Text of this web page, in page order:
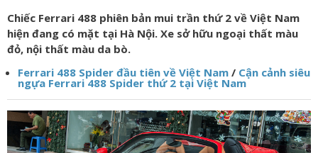
Chiếc Ferrari 488 phiên bản mui trần thứ 2 về Việt Nam
hiện đang có mặt tại Hà Nội. Xe sở hữu ngoại thất màu
đỏ, nội thất màu da bò.
Ferrari 488 Spider đầu tiên về Việt Nam / Cận cảnh siêu
ngựa Ferrari 488 Spider thứ 2 tại Việt Nam